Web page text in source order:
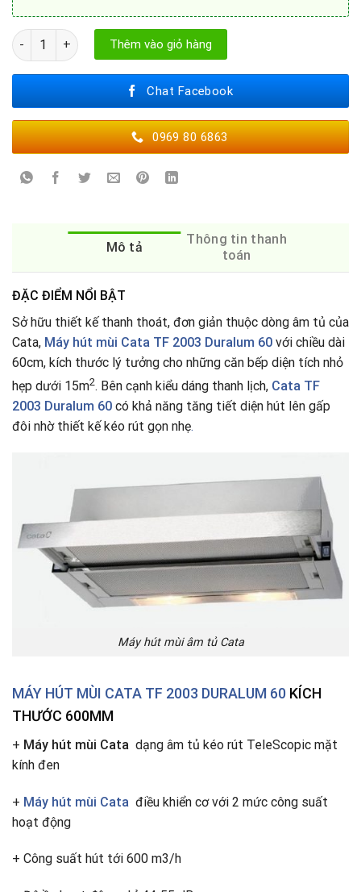
MÁY HÚT MÙI CATA TF 2003 DURALUM 60 số lượng
Thêm vào giỏ hàng
Chat Facebook
0969 80 6863
Mô tả
Thông tin thanh
toán
ĐẶC ĐIỂM NỔI BẬT
Sở hữu thiết kế thanh thoát, đơn giản thuộc dòng âm tủ của
Cata, Máy hút mùi Cata TF 2003 Duralum 60 với chiều dài
60cm, kích thước lý tưởng cho những căn bếp diện tích nhỏ
hẹp dưới 15m2. Bên cạnh kiểu dáng thanh lịch, Cata TF
2003 Duralum 60 có khả năng tăng tiết diện hút lên gấp
đôi nhờ thiết kế kéo rút gọn nhẹ.
Máy hút mùi âm tủ Cata
MÁY HÚT MÙI CATA TF 2003 DURALUM 60 KÍCH
THƯỚC 600MM
+ Máy hút mùi Cata dạng âm tủ kéo rút TeleScopic mặt
kính đen
+ Máy hút mùi Cata điều khiển cơ với 2 mức công suất
hoạt động
+ Công suất hút tới 600 m3/h